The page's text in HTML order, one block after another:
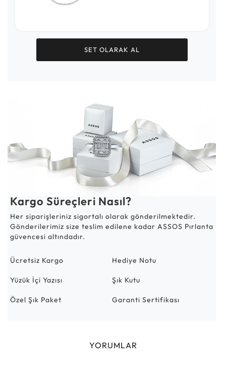
SET OLARAK AL
Kargo Süreçleri Nasıl?
Her siparişleriniz sigortalı olarak gönderilmektedir.
Gönderilerimiz size teslim edilene kadar ASSOS Pırlanta
güvencesi altındadır.
Ücretsiz Kargo Hediye Notu
Yüzük İçi Yazısı Şık Kutu
Özel Şık Paket Garanti Sertifikası
YORUMLAR